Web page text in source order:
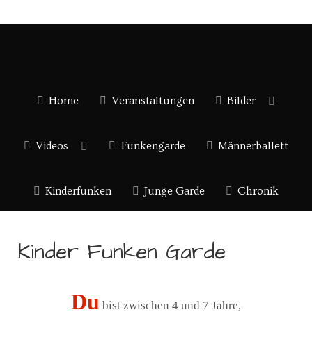
Home Veranstaltungen Bilder
Videos Funkengarde Männerballett
Kinderfunken Junge Garde Chronik
Kinder Funken Garde
Du bist zwischen 4 und 7 Jahre,